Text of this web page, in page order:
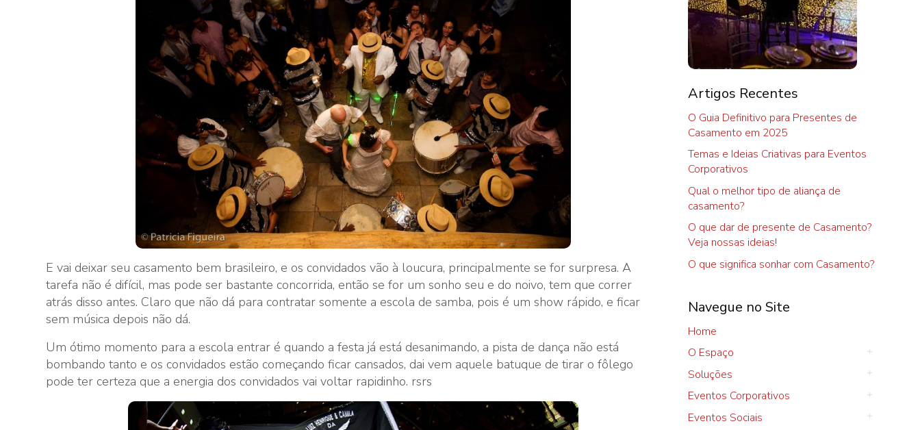
E vai deixar seu casamento bem brasileiro, e os convidados vão à loucura, principalmente se for surpresa. A
tarefa não é difícil, mas pode ser bastante concorrida, então se for um sonho seu e do noivo, tem que correr
atrás disso antes. Claro que não dá para contratar somente a escola de samba, pois é um show rápido, e ficar
sem música depois não dá.
Um ótimo momento para a escola entrar é quando a festa já está desanimando, a pista de dança não está
bombando tanto e os convidados estão começando ficar cansados, dai vem aquele batuque de tirar o fôlego
pode ter certeza que a energia dos convidados vai voltar rapidinho. rsrs
Artigos Recentes
O Guia Definitivo para Presentes de
Casamento em 2025
Temas e Ideias Criativas para Eventos
Corporativos
Qual o melhor tipo de aliança de
casamento?
O que dar de presente de Casamento?
Veja nossas ideias!
O que significa sonhar com Casamento?
Navegue no Site
Home
O Espaço
Soluções
Eventos Corporativos
Eventos Sociais